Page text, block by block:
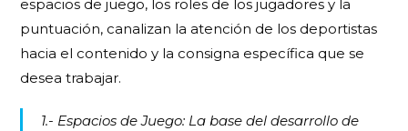
espacios de juego, los roles de los jugadores y la
puntuación, canalizan la atención de los deportistas
hacia el contenido y la consigna específica que se
desea trabajar.
1.- Espacios de Juego: La base del desarrollo de